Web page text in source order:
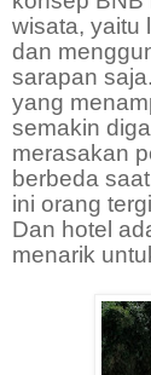
wisata, yaitu
dan
sarapan
yang
semakin
merasakan
berbeda
ini orang
Dan hotel
menarik